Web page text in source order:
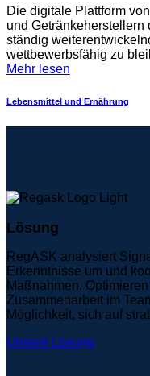
Die digitale Plattform
und Getränkeherstellern
ständig
wettbewerbsfähig zu
Mehr lesen
Lebensmittel und Ernährung
Lösung
RegASK analysiert
Erkenntnisse um und
Maßnahmen.
Zusammenarbeit im
Möglichkeit, sich auf
Unsere Lösung